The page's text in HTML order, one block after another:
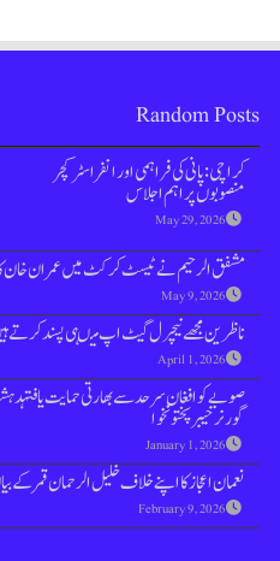
Random Posts
کراچی: پانی کی فراہمی اور انفراسٹرکچر
منصوبوں پر اہم اجلاس
May 29, 2026
مشفق الرحیم نے ٹیسٹ کرکٹ میں عمران خان کا
May 9, 2026
ناظرین مجھے نیچرل گیٹ اپ میںہی پسند کرتے
April 1, 2026
صوبے کو افغان سرحد سے بھارتی حمایت
گورنر خیبرپختونخوا
January 1, 2026
نعمان اعجاز کا اپنے خلاف خلیل الرحمان قمر کے
February 9, 2026